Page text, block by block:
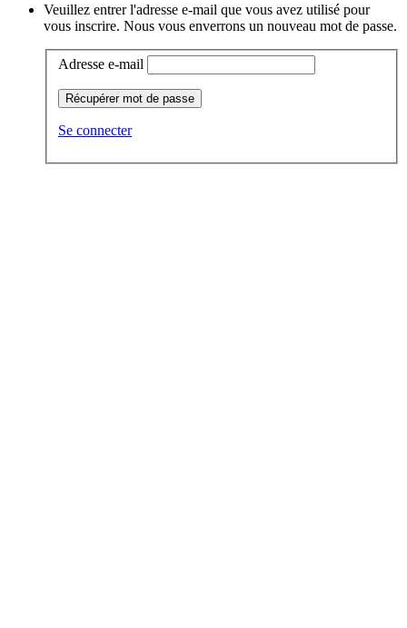
Veuillez entrer l'adresse e-mail que vous avez utilisé pour
vous inscrire. Nous vous enverrons un nouveau mot de passe.
Adresse e-mail
Récupérer mot de passe
Se connecter